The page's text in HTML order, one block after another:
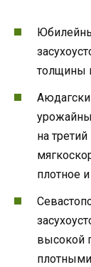
толщины
на
плотное
высокой